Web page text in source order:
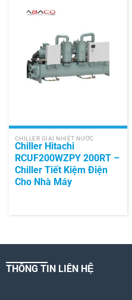
CHILLER GIẢI NHIỆT NƯỚC
Chiller Hitachi
RCUF200WZPY 200RT –
Chiller Tiết Kiệm Điện
Cho Nhà Máy
THÔNG TIN LIÊN HỆ